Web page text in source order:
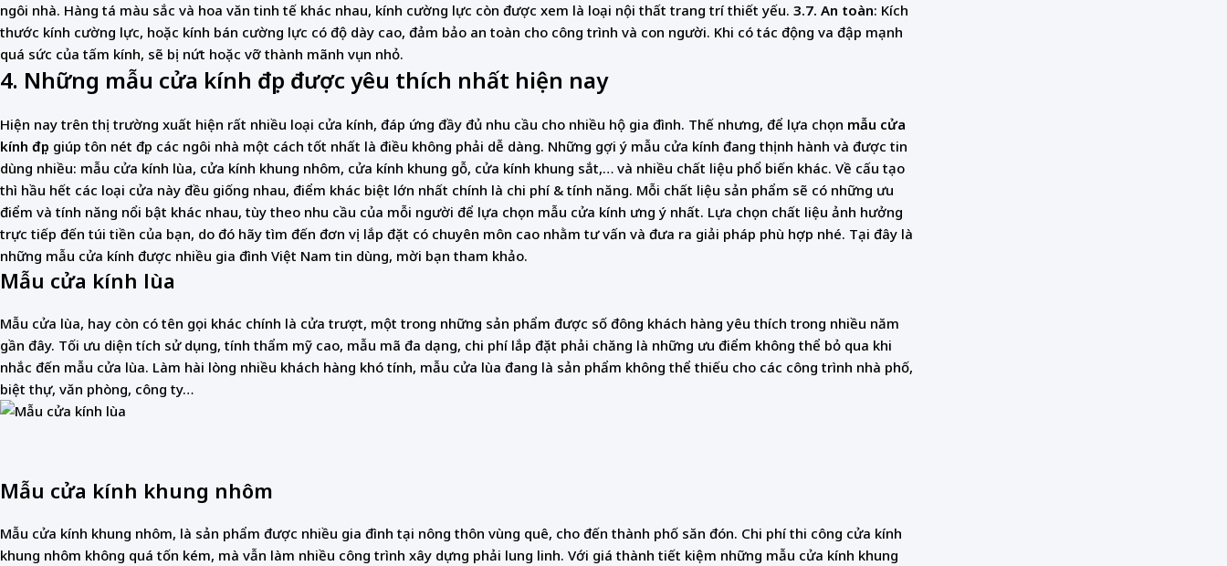
ngôi nhà. Hàng tá màu sắc và hoa văn tinh tế khác nhau, kính cường lực còn được xem là loại nội thất trang trí thiết yếu. 3.7. An toàn: Kích
thước kính cường lực, hoặc kính bán cường lực có độ dày cao, đảm bảo an toàn cho công trình và con người. Khi có tác động va đập mạnh
quá sức của tấm kính, sẽ bị nứt hoặc vỡ thành mãnh vụn nhỏ.
4. Những mẫu cửa kính đẹp được yêu thích nhất hiện nay
Hiện nay trên thị trường xuất hiện rất nhiều loại cửa kính, đáp ứng đầy đủ nhu cầu cho nhiều hộ gia đình. Thế nhưng, để lựa chọn mẫu cửa
kính đẹp giúp tôn nét đẹp các ngôi nhà một cách tốt nhất là điều không phải dễ dàng. Những gợi ý mẫu cửa kính đang thịnh hành và được tin
dùng nhiều: mẫu cửa kính lùa, cửa kính khung nhôm, cửa kính khung gỗ, cửa kính khung sắt,… và nhiều chất liệu phổ biến khác. Về cấu tạo
thì hầu hết các loại cửa này đều giống nhau, điểm khác biệt lớn nhất chính là chi phí & tính năng. Mỗi chất liệu sản phẩm sẽ có những ưu
điểm và tính năng nổi bật khác nhau, tùy theo nhu cầu của mỗi người để lựa chọn mẫu cửa kính ưng ý nhất. Lựa chọn chất liệu ảnh hưởng
trực tiếp đến túi tiền của bạn, do đó hãy tìm đến đơn vị lắp đặt có chuyên môn cao nhằm tư vấn và đưa ra giải pháp phù hợp nhé. Tại đây là
những mẫu cửa kính được nhiều gia đình Việt Nam tin dùng, mời bạn tham khảo.
Mẫu cửa kính lùa
Mẫu cửa lùa, hay còn có tên gọi khác chính là cửa trượt, một trong những sản phẩm được số đông khách hàng yêu thích trong nhiều năm
gần đây. Tối ưu diện tích sử dụng, tính thẩm mỹ cao, mẫu mã đa dạng, chi phí lắp đặt phải chăng là những ưu điểm không thể bỏ qua khi
nhắc đến mẫu cửa lùa. Làm hài lòng nhiều khách hàng khó tính, mẫu cửa lùa đang là sản phẩm không thể thiếu cho các công trình nhà phố,
biệt thự, văn phòng, công ty…
Mẫu cửa kính khung nhôm
Mẫu cửa kính khung nhôm, là sản phẩm được nhiều gia đình tại nông thôn vùng quê, cho đến thành phố săn đón. Chi phí thi công cửa kính
khung nhôm không quá tốn kém, mà vẫn làm nhiều công trình xây dựng phải lung linh. Với giá thành tiết kiệm những mẫu cửa kính khung